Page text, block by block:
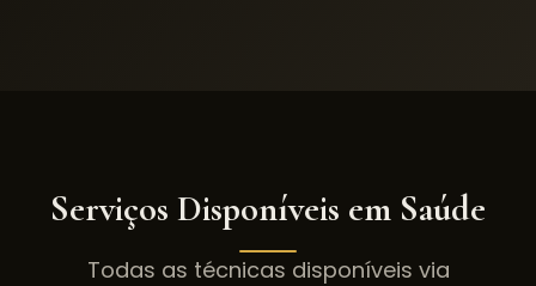
Serviços Disponíveis em Saúde
Todas as técnicas disponíveis via